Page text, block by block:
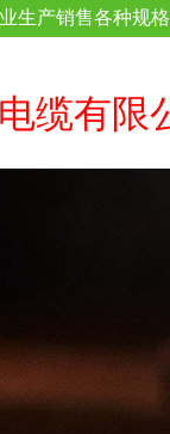
生产销售各种规
缆有限